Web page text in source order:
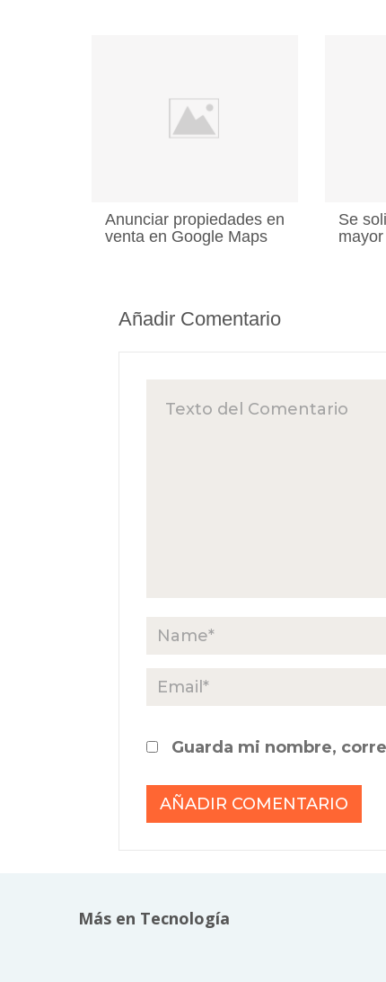
Anunciar propiedades en
venta en Google Maps
Se
Añadir Comentario
Guarda mi nombre,
Más en Tecnología